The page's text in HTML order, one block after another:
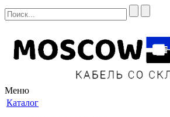
Меню
Каталог